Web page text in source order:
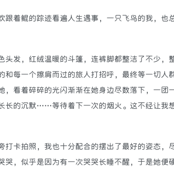
着鲲的踪迹看遍人生遇事，一只飞鸟的我，也
发，红绒温暖的斗篷，连裤脚都整洁了不少，
每一个擦肩而过的旅人打招呼，最终等一切人
看着碎碎的光闪渐渐在她身边尽数落下，一团
长的沉默……等待着下一次的烟火。这不经让我
卡拍照，我也十分配合的摆出了最好的姿态，
，似乎是因为有一次哭哭长睡不醒，于是她便